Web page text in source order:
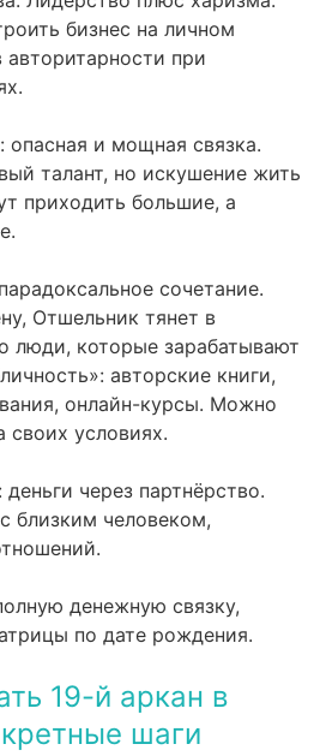
бизнес на личном
авторитарности при
опасная и мощная связка.
талант, но искушение жить
приходить большие, а
сочетание.
Отшельник тянет в
люди, которые зарабатывают
авторские книги,
онлайн-курсы. Можно
условиях.
через партнёрство.
близким человеком,
денежную связку,
по дате рождения.
19-й аркан в
шаги